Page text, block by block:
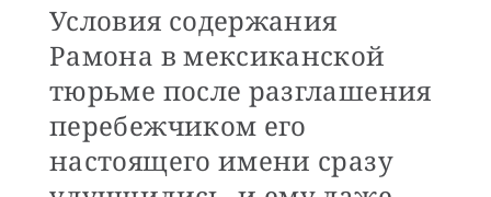
Условия содержания
Рамона в мексиканской
тюрьме после разглашения
перебежчиком его
настоящего имени сразу